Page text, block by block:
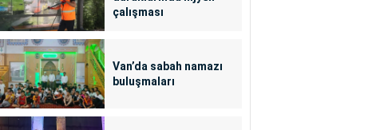
çalışması
Van’da sabah namazı
buluşmaları